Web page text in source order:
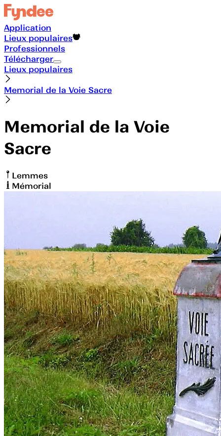
Application
Lieux populaires
Professionnels
Télécharger
Lieux populaires
Memorial de la Voie Sacre
Memorial de la Voie
Sacre
Lemmes
Mémorial